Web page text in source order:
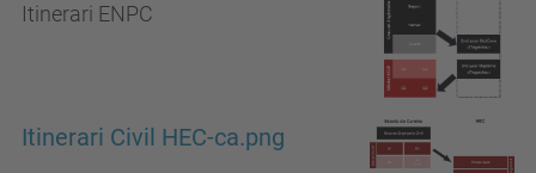
Itinerari ENPC
Itinerari Civil HEC-ca.png